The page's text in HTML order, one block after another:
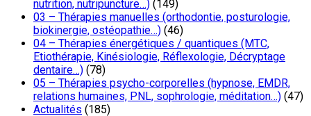
nutrition, nutripuncture…) (149)
03 – Thérapies manuelles (orthodontie, posturologie,
biokinergie, ostéopathie…) (46)
04 – Thérapies énergétiques / quantiques (MTC,
Etiothérapie, Kinésiologie, Réflexologie, Décryptage
dentaire…) (78)
05 – Thérapies psycho-corporelles (hypnose, EMDR,
relations humaines, PNL, sophrologie, méditation…) (47)
Actualités (185)